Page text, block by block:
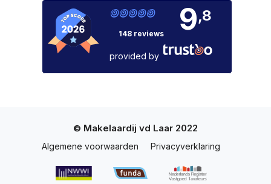
148 reviews 9,8
provided by
© Makelaardij vd Laar 2022
Algemene voorwaarden Privacyverklaring